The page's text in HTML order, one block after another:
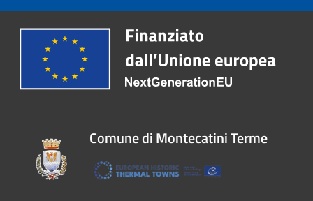
Comune di Montecatini Terme